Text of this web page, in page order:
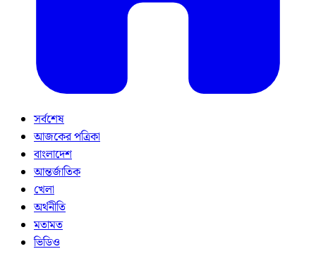
সর্বশেষ
আজকের পত্রিকা
বাংলাদেশ
আন্তর্জাতিক
খেলা
অর্থনীতি
মতামত
ভিডিও